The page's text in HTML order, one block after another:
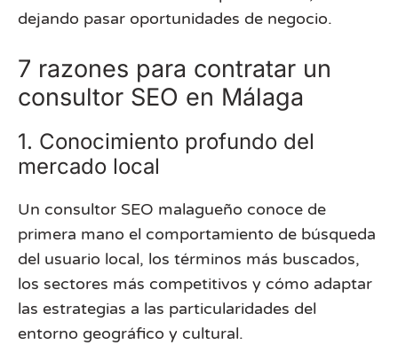
dejando pasar oportunidades de negocio.
7 razones para contratar un
consultor SEO en Málaga
1. Conocimiento profundo del
mercado local
Un consultor SEO malagueño conoce de
primera mano el comportamiento de búsqueda
del usuario local, los términos más buscados,
los sectores más competitivos y cómo adaptar
las estrategias a las particularidades del
entorno geográfico y cultural.